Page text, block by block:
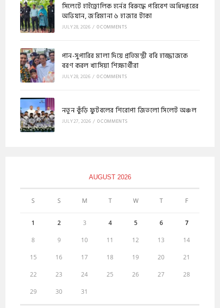
​সিলেটে হাইড্রোলিক হর্নের বিরুদ্ধে পরিবেশ অধিদপ্তরের
অভিযান, জরিমানা ৬ হাজার টাকা
JULY 28, 2026 / 0 COMMENTS
পান-সুপারির মালা দিয়ে প্রতিমন্ত্রী ববি হাজ্জাজকে
বরণ করল খাসিয়া শিক্ষার্থীরা
JULY 28, 2026 / 0 COMMENTS
নতুন কুঁড়ি ফুটবলের শিরোপা জিতলো সিলেট অঞ্চল
JULY 27, 2026 / 0 COMMENTS
AUGUST 2026
S S M T W T F
1 2 3 4 5 6 7
8 9 10 11 12 13 14
15 16 17 18 19 20 21
22 23 24 25 26 27 28
29 30 31